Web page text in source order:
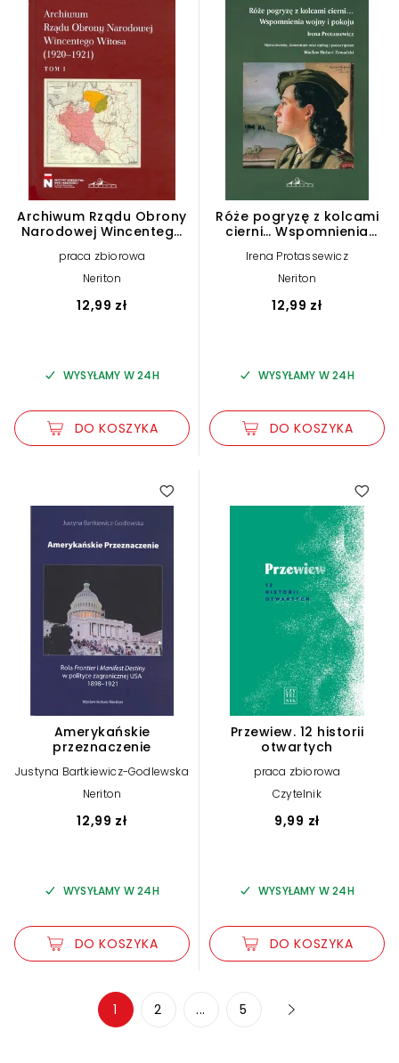
Archiwum Rządu Obrony
Narodowej Wincentego
1
praca zbiorowa
Neriton
12,99 zł
WYSYŁAMY W 24H
DO KOSZYKA
Róże pogryzę z kolcami
cierni… Wspomnienia
Irena Protassewicz
Neriton
12,99 zł
WYSYŁAMY W 24H
DO KOSZYKA
Amerykańskie
przeznaczenie
Justyna Bartkiewicz-Godlewska
Neriton
12,99 zł
WYSYŁAMY W 24H
DO KOSZYKA
Przewiew. 12 historii
otwartych
praca zbiorowa
Czytelnik
9,99 zł
WYSYŁAMY W 24H
DO KOSZYKA
1 2 ... 5
Zmniejsz rozmiar czcionki